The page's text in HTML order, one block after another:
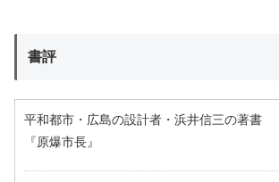
書評
平和都市・広島の設計者・浜井信三の著書
『原爆市長』